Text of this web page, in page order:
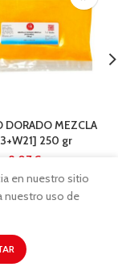
DORADO MEZCLA
250 gr
€
en nuestro sitio
nuestro uso de